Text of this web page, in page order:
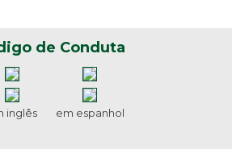
de Conduta
inglês em espanhol